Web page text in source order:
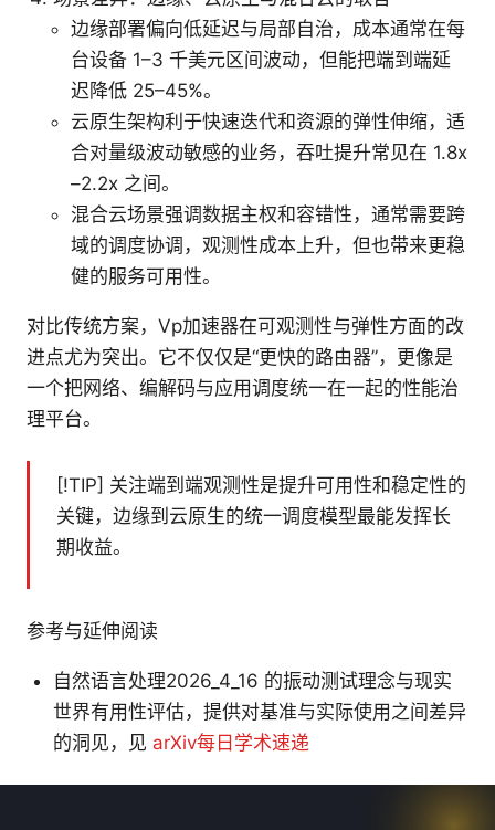
边缘部署偏向低延迟与局部自治，成本通常在每
台设备 1–3 千美元区间波动，但能把端到端延
迟降低 25–45%。
云原生架构利于快速迭代和资源的弹性伸缩，适
合对量级波动敏感的业务，吞吐提升常见在 1.8x
–2.2x 之间。
混合云场景强调数据主权和容错性，通常需要跨
域的调度协调，观测性成本上升，但也带来更稳
健的服务可用性。
对比传统方案，Vp加速器在可观测性与弹性方面的改
进点尤为突出。它不仅仅是“更快的路由器”，更像是
一个把网络、编解码与应用调度统一在一起的性能治
理平台。
[!TIP] 关注端到端观测性是提升可用性和稳定性的
关键，边缘到云原生的统一调度模型最能发挥长
期收益。
参考与延伸阅读
自然语言处理2026_4_16 的振动测试理念与现实
世界有用性评估，提供对基准与实际使用之间差异
的洞见，见 arXiv每日学术速递